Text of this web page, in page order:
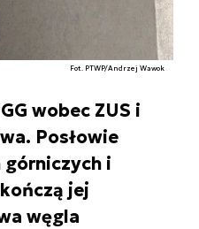
Fot. PTWP/Andrzej Wawok
wobec ZUS i
Posłowie
i
jej
węgla